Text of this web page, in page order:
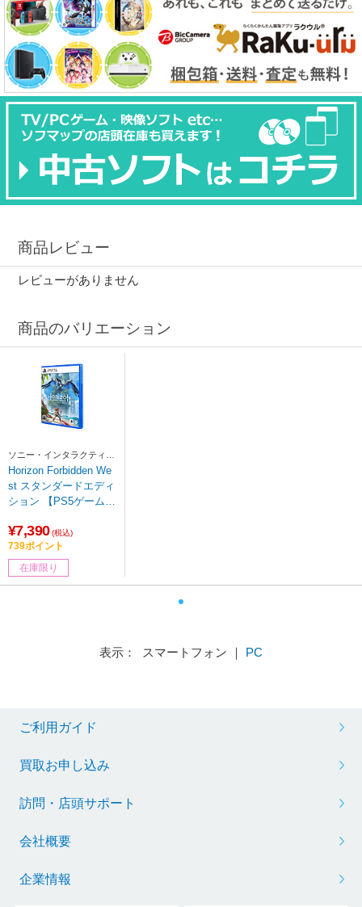
商品レビュー
レビューがありません
商品のバリエーション
ソニー・インタラクティブ
エンタテインメント
Horizon Forbidden We
st スタンダードエディ
ション 【PS5ゲームソ
¥7,390 (税込)
739ポイント
在庫限り
表示： スマートフォン ｜ PC
ご利用ガイド
買取お申し込み
訪問・店頭サポート
会社概要
企業情報